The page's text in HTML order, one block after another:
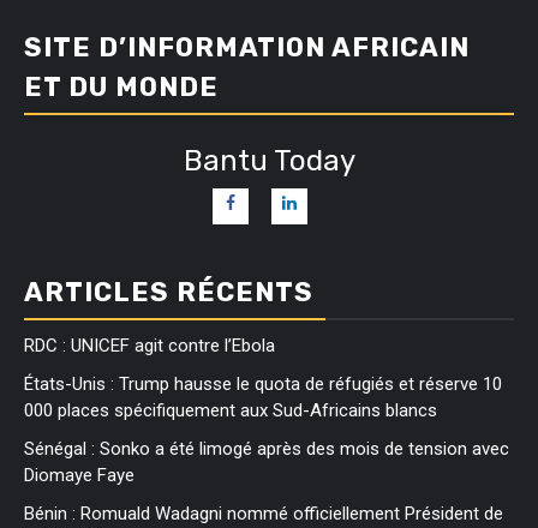
SITE D’INFORMATION AFRICAIN
ET DU MONDE
Bantu Today
ARTICLES RÉCENTS
RDC : UNICEF agit contre l’Ebola
États-Unis : Trump hausse le quota de réfugiés et réserve 10
000 places spécifiquement aux Sud-Africains blancs
Sénégal : Sonko a été limogé après des mois de tension avec
Diomaye Faye
Bénin : Romuald Wadagni nommé officiellement Président de